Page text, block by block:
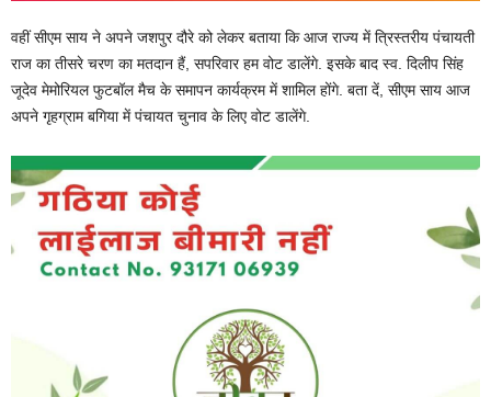
वहीं सीएम साय ने अपने जशपुर दौरे को लेकर बताया कि आज राज्य में त्रिस्तरीय पंचायती
राज का तीसरे चरण का मतदान हैं, सपरिवार हम वोट डालेंगे. इसके बाद स्व. दिलीप सिंह
जूदेव मेमोरियल फुटबॉल मैच के समापन कार्यक्रम में शामिल होंगे. बता दें, सीएम साय आज
अपने गृहग्राम बगिया में पंचायत चुनाव के लिए वोट डालेंगे.